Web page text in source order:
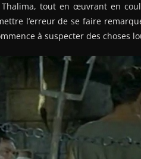
Thalima, tout en œuvrant en
l’erreur de se faire
à suspecter des choses